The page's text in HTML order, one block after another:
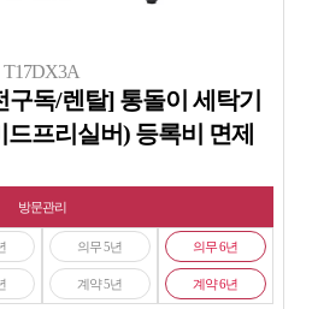
T17DX3A
구독/렌탈] 통돌이 세탁기
드프리실버) 등록비 면제
방문관리
의무 5년
계약 5년
의무 6년
계약 6년